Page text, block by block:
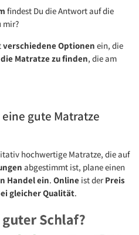
findest Du die Antwort auf die
mir?
verschiedene Optionen ein, die
die Matratze zu finden, die am
gute Matratze
hochwertige Matratze, die auf
abgestimmt ist, plane einen
Handel ein. Online ist der Preis
gleicher Qualität.